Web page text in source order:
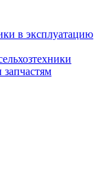
в эксплуатацию